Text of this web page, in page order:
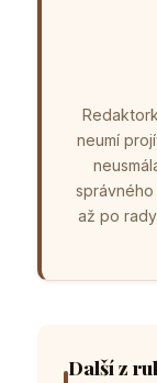
neumí
až po
Další z